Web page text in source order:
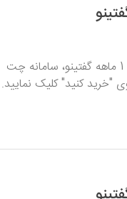
با وارد کردن این کد می‌توانید از %20 تخفیف بسته‌های 1 ماهه گفتینو، سامانه چت
"خرید کنید" کلیک نمایید.